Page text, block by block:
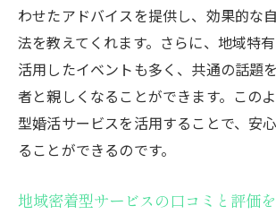
自分の魅力を引き出すテクニ
ポジティブな印象を与えるた
自己アピールに役立つ事前準
婚活の場で成功するためのマ
婚活成功の鍵イベント参加前の準
わせたアドバイスを提供し、効果的な
法を教えてくれます。さらに、地域特
活用したイベントも多く、共通の話題
者と親しくなることができます。この
型婚活サービスを活用することで、安
ることができるのです。
地域密着型サービスの口コミと評価